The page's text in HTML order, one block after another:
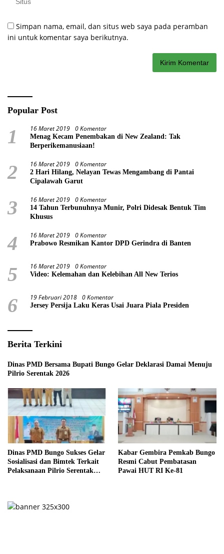
Simpan nama, email, dan situs web saya pada peramban
ini untuk komentar saya berikutnya.
Popular Post
1 16 Maret 2019 0 Komentar
Menag Kecam Penembakan di New Zealand: Tak
Berperikemanusiaan!
2 16 Maret 2019 0 Komentar
2 Hari Hilang, Nelayan Tewas Mengambang di Pantai
Cipalawah Garut
3 16 Maret 2019 0 Komentar
14 Tahun Terbunuhnya Munir, Polri Didesak Bentuk Tim
Khusus
4 16 Maret 2019 0 Komentar
Prabowo Resmikan Kantor DPD Gerindra di Banten
5 16 Maret 2019 0 Komentar
Video: Kelemahan dan Kelebihan All New Terios
6 19 Februari 2018 0 Komentar
Jersey Persija Laku Keras Usai Juara Piala Presiden
Berita Terkini
Dinas PMD Bersama Bupati Bungo Gelar Deklarasi Damai Menuju
Pilrio Serentak 2026
Dinas PMD Bungo Sukses Gelar
Sosialisasi dan Bimtek Terkait
Pelaksanaan Pilrio Serentak
Kabar Gembira Pemkab Bungo
Resmi Cabut Pembatasan
Pawai HUT RI Ke-81